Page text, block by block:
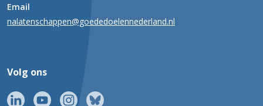
Email
nalatenschappen@goededoelennederland.nl
Volg ons